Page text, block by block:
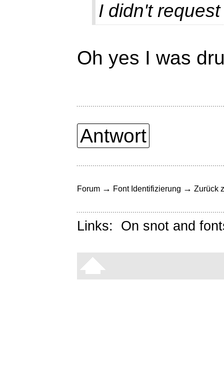
I didn't
Oh yes I was
Antwort
Forum → Font Identifizierung → Zurück
Links: On snot and